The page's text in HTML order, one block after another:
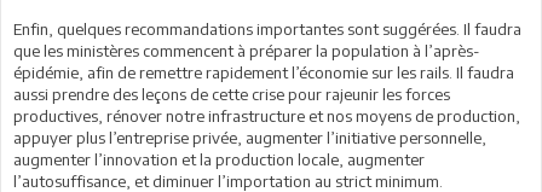
Enfin, quelques recommandations importantes sont suggérées. Il faudra
que les ministères commencent à préparer la population à l’après-
épidémie, afin de remettre rapidement l’économie sur les rails. Il faudra
aussi prendre des leçons de cette crise pour rajeunir les forces
productives, rénover notre infrastructure et nos moyens de production,
appuyer plus l’entreprise privée, augmenter l’initiative personnelle,
augmenter l’innovation et la production locale, augmenter
l’autosuffisance, et diminuer l’importation au strict minimum.